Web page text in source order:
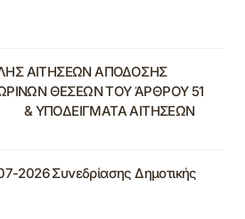
ΑΙΤΗΣΕΩΝ ΑΠΟΔΟΣΗΣ
ΘΕΣΕΩΝ ΤΟΥ ΆΡΘΡΟΥ 51
ΥΠΟΔΕΙΓΜΑΤΑ ΑΙΤΗΣΕΩΝ
2026 Συνεδρίασης Δημοτικής